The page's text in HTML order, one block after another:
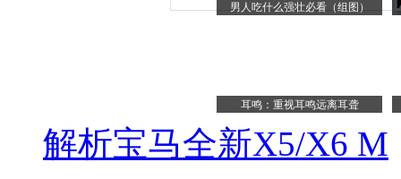
男人吃什么强壮必看（组图）
耳鸣：重视耳鸣远离耳聋
解析宝马全新X5/X6 M